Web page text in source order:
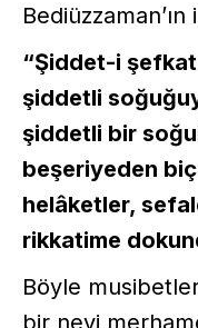
“Şiddet-i şefkat
şiddetli
şiddetli bir
beşeriyeden
helâketler,
rikkatime
Böyle